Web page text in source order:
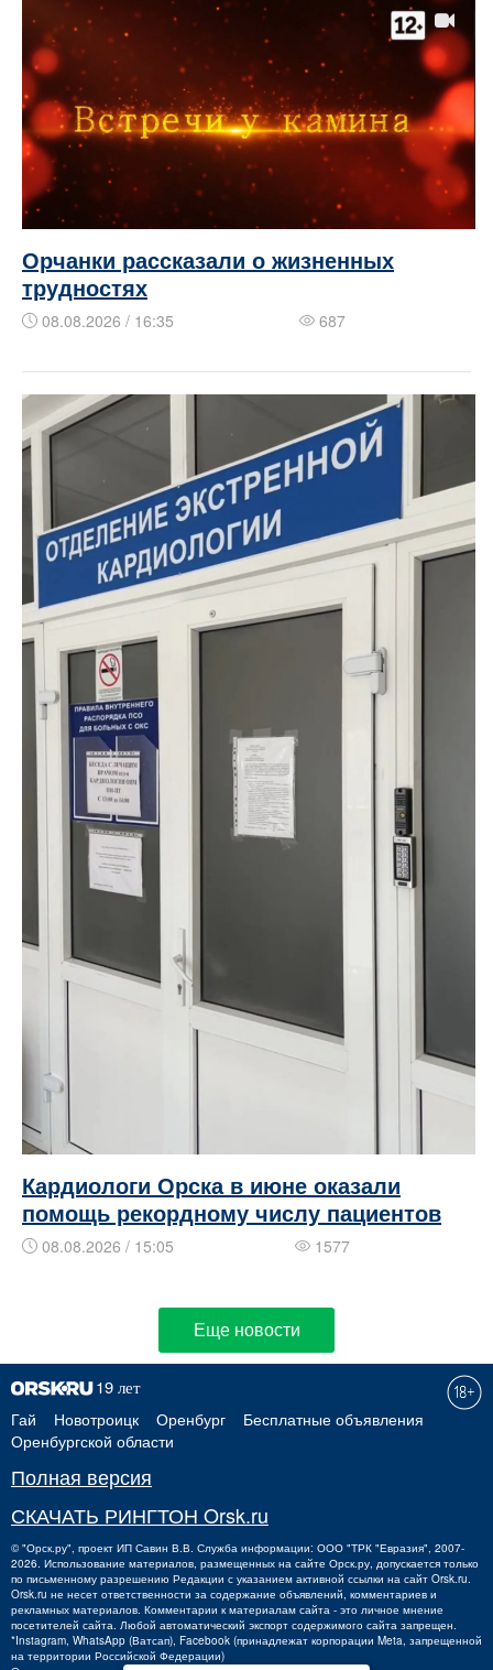
Орчанки рассказали о жизненных
трудностях
08.08.2026 / 16:35 687
Кардиологи Орска в июне оказали
помощь рекордному числу пациентов
08.08.2026 / 15:05 1577
Еще новости
Гай Новотроицк Оренбург
Бесплатные объявления
Оренбургской области
Полная версия
СКАЧАТЬ РИНГТОН Orsk.ru
©"Орск.ру", проект ИП Савин В.В. Служба информации: ООО "ТРК "Евразия", 2007-
2026. Использование материалов, размещенных на сайте Орск.ру, допускается только
по письменному разрешению Редакции с указанием активной ссылки на сайт Orsk.ru.
Orsk.ru не несет ответственности за содержание объявлений, комментариев и
рекламных материалов. Комментарии к материалам сайта - это личное мнение
посетителей сайта. Любой автоматический экспорт содержимого сайта запрещен.
*Instagram, WhatsApp (Ватсап), Facebook (принадлежат корпорации Meta, запрещенной
на территории Российской Федерации)